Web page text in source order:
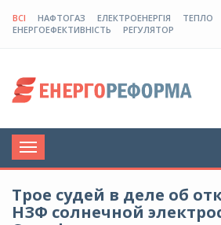
ВСІ НАФТОГАЗ ЕЛЕКТРОЕНЕРГІЯ ТЕПЛО
ЕНЕРГОЕФЕКТИВНІСТЬ
РЕГУЛЯТОР
Toggle
navigation
Трое судей в деле об
НЗФ солнечной